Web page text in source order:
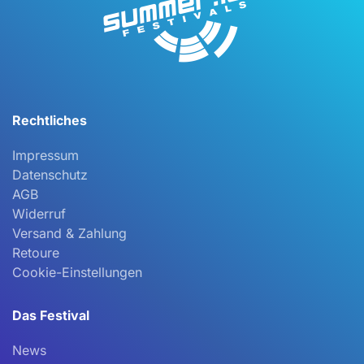
auf
der
Produktseite
Rechtliches
Impressum
Datenschutz
AGB
Widerruf
Versand & Zahlung
Retoure
Cookie-Einstellungen
Das Festival
News